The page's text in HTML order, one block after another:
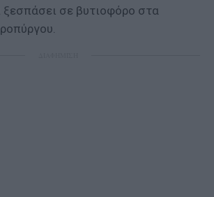
ξεσπάσει σε βυτιοφόρο στα